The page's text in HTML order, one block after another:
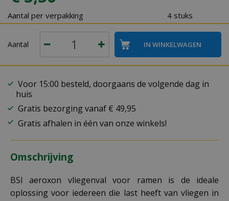
Aantal per verpakking 4 stuks
Aantal
Voor 15:00 besteld, doorgaans de volgende dag in
huis
Gratis bezorging vanaf € 49,95
Gratis afhalen in één van onze winkels!
Omschrijving
BSI aeroxon vliegenval voor ramen is de ideale
oplossing voor iedereen die last heeft van vliegen in